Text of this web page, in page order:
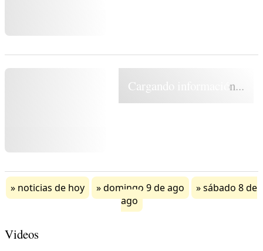
Cargando información...
noticias de hoy domingo 9 de ago
sábado 8 de
ago
Videos